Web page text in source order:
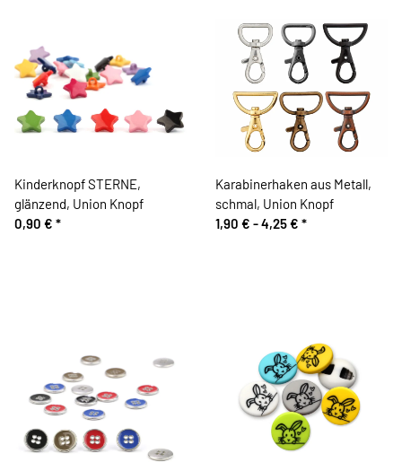
Kinderknopf STERNE,
glänzend, Union Knopf
0,90 € *
Karabinerhaken aus Metall,
schmal, Union Knopf
1,90 € -4,25 € *